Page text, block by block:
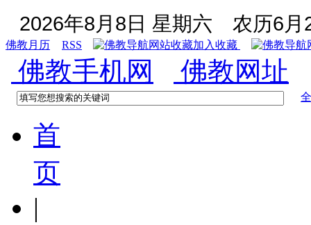
2026年8月8日 星期六 农历6月
佛教月历 RSS 加入收藏
佛教手机网 佛教网址
首
页
|